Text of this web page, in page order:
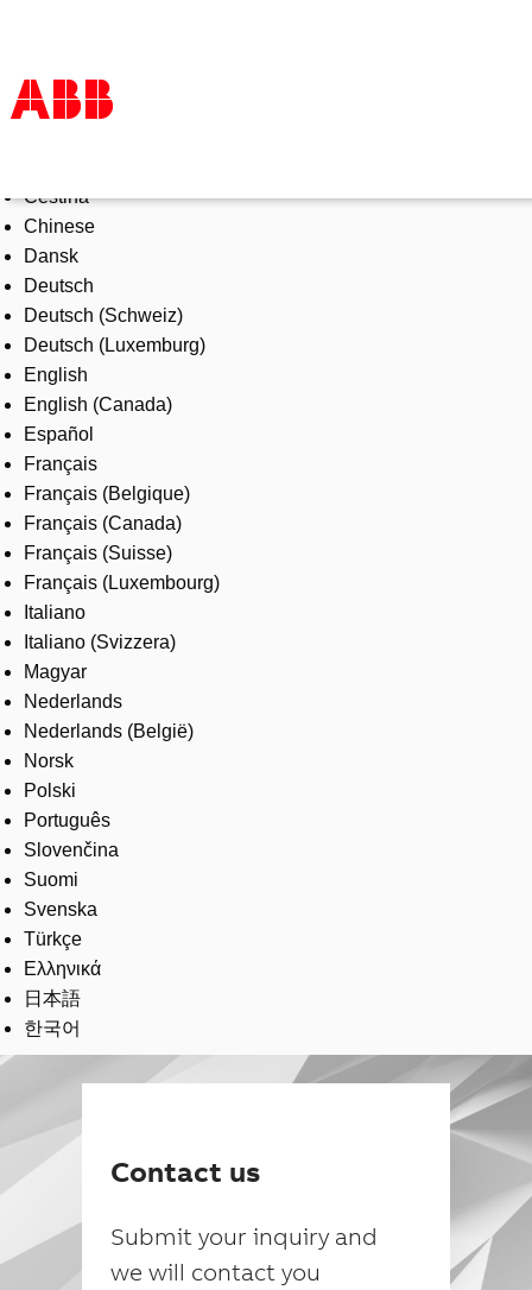
Products & Solutions
Industries
Services
About us
Where to buy
Contact us
Careers
Čeština
Chinese
Dansk
Deutsch
Deutsch (Schweiz)
Deutsch (Luxemburg)
English
English (Canada)
Español
Français
Français (Belgique)
Français (Canada)
Français (Suisse)
Français (Luxembourg)
Italiano
Italiano (Svizzera)
Magyar
Nederlands
Nederlands (België)
Norsk
Polski
Português
Slovenčina
Suomi
Svenska
Türkçe
Ελληνικά
日本語
한국어
Contact us
Submit your inquiry and
we will contact you